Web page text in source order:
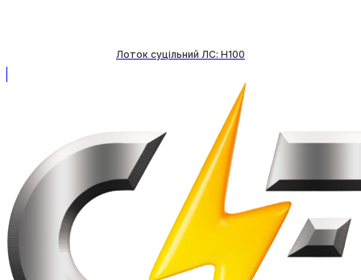
Лоток суцільний ЛС: H100